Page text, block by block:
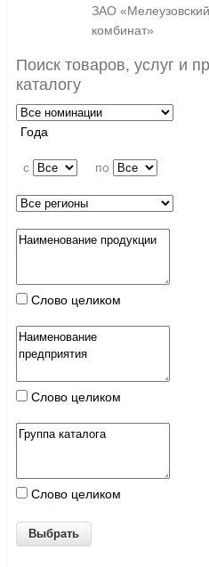
ЗАО
комбинат»
Поиск товаров, услуг и
каталогу
Года
c по
Слово целиком
Слово целиком
Слово целиком